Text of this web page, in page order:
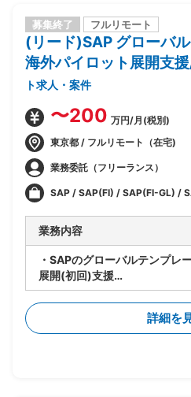
募集終了 フルリモート
(リード)SAP グローバ
海外パイロット展開支
ト求人・案件
〜200 万円/月(税別)
東京都 / フルリモート（在宅)
業務委託（フリーランス）
SAP / SAP(FI) / SAP(FI-GL) /
業務内容
・SAPのグローバルテンプレ
展開(初回)支援
・領域: SAP FI(GL/AP/AR)担
・ポジション: リード
・進捗管理/課題、To Do管理
・EUとのプロトタイプ等デザ
詳細を